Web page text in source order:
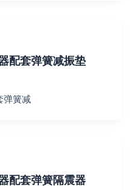
配套弹簧减振垫
弹簧减
配套弹簧隔震器